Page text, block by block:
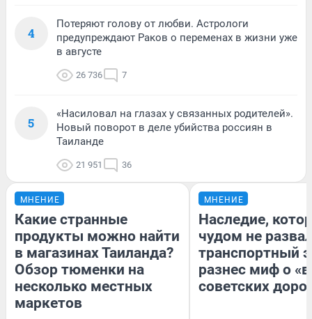
4
Потеряют голову от любви. Астрологи
предупреждают Раков о переменах в жизни уже
в августе
26 736 7
5
«Насиловал на глазах у связанных родителей».
Новый поворот в деле убийства россиян в
Таиланде
21 951 36
МНЕНИЕ
Какие странные
продукты можно найти
в магазинах Таиланда?
Обзор тюменки на
несколько местных
маркетов
МНЕНИЕ
Наследие,
чудом не
транспортный
разнес миф о
советских